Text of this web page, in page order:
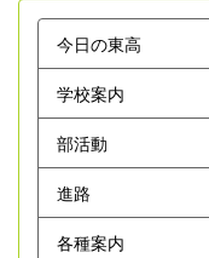
今日の東高
学校案内
部活動
進路
各種案内